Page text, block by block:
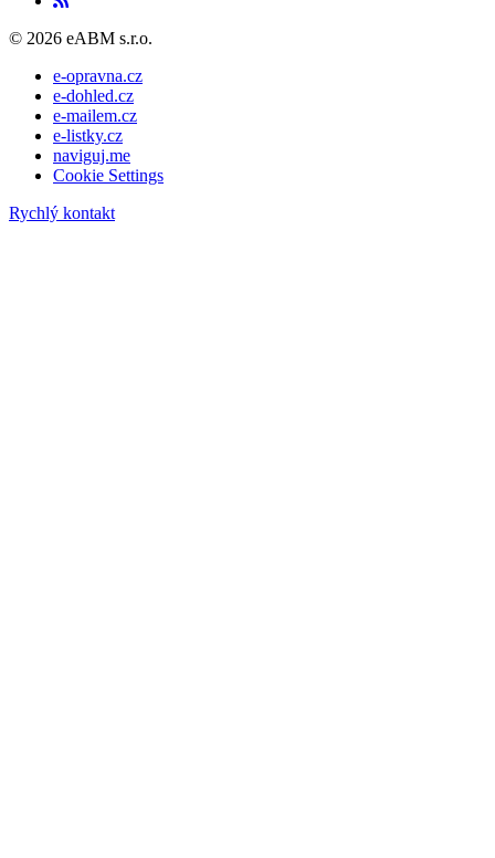
© 2026 eABM s.r.o.
e-opravna.cz
e-dohled.cz
e-mailem.cz
e-listky.cz
naviguj.me
Cookie Settings
Rychlý kontakt